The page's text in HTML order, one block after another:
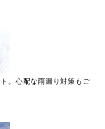
。心配な雨漏り対策もご